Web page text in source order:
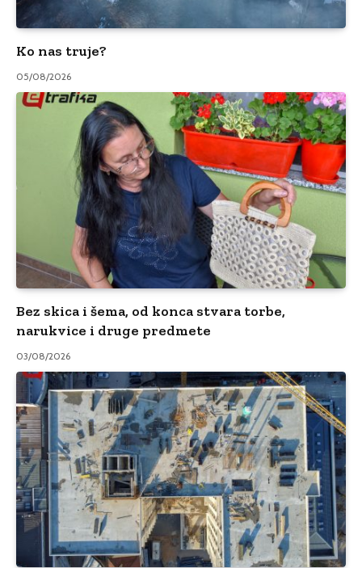
Ko nas truje?
05/08/2026
Bez skica i šema, od konca stvara torbe,
narukvice i druge predmete
03/08/2026